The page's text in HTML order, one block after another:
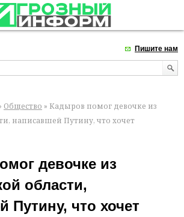
Пишите нам
Общество » Кадыров помог девочке из
написавшей Путину, что хочет
девочке из
области,
Путину, что хочет